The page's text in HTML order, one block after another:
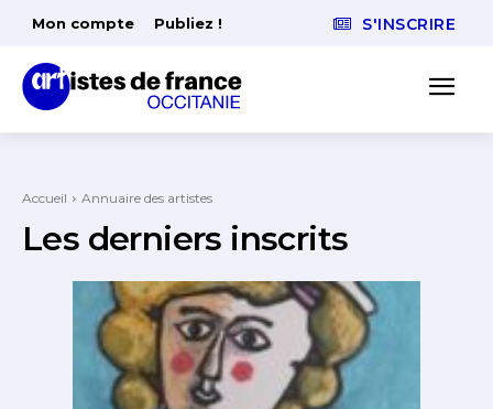
Mon compte Publiez ! S'INSCRIRE
Accueil Annuaire des artistes
Les derniers inscrits